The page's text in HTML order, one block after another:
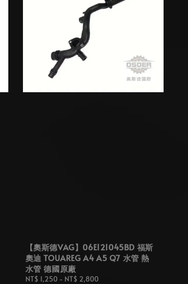
【奧斯德VAG】06E121045BD 福斯
奧迪 TOUAREG A4 A5 Q7 水管 熱
水管 德國原廠
Regular
NT$ 1,250- NT$ 2,800